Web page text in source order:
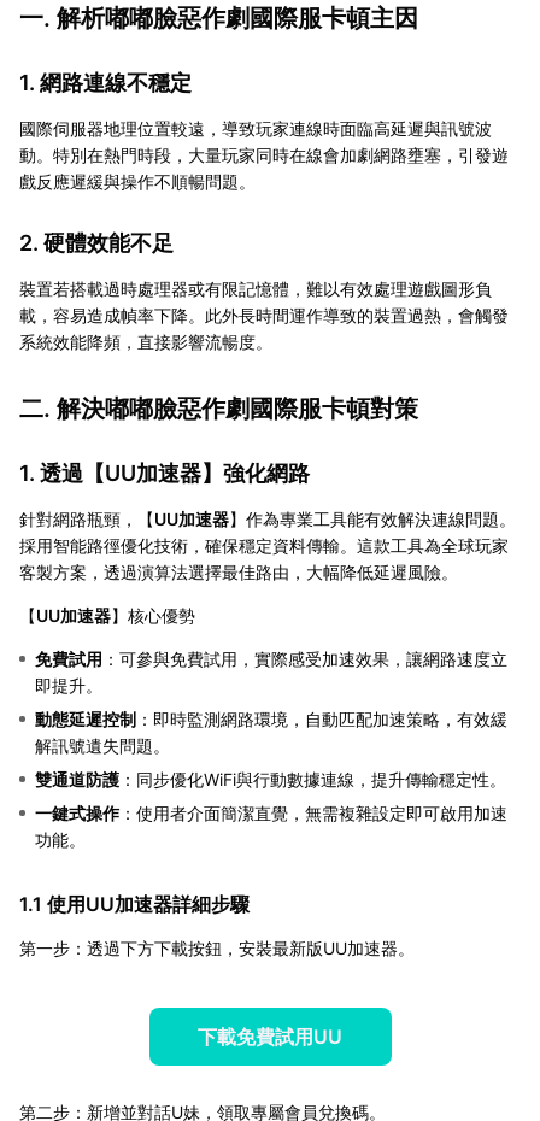
一. 解析嘟嘟臉惡作劇國際服卡頓主因
1. 網路連線不穩定
國際伺服器地理位置較遠，導致玩家連線時面臨高延遲與訊號波
動。特別在熱門時段，大量玩家同時在線會加劇網路壅塞，引發遊
戲反應遲緩與操作不順暢問題。
2. 硬體效能不足
裝置若搭載過時處理器或有限記憶體，難以有效處理遊戲圖形負
載，容易造成幀率下降。此外長時間運作導致的裝置過熱，會觸發
系統效能降頻，直接影響流暢度。
二. 解決嘟嘟臉惡作劇國際服卡頓對策
1. 透過【UU加速器】強化網路
針對網路瓶頸，【UU加速器】作為專業工具能有效解決連線問題。
採用智能路徑優化技術，確保穩定資料傳輸。這款工具為全球玩家
客製方案，透過演算法選擇最佳路由，大幅降低延遲風險。
【UU加速器】核心優勢
免費試用 ：可參與免費試用，實際感受加速效果，讓網路速度立
即提升。
動態延遲控制 ：即時監測網路環境，自動匹配加速策略，有效緩
解訊號遺失問題。
雙通道防護 ：同步優化WiFi與行動數據連線，提升傳輸穩定性。
一鍵式操作：使用者介面簡潔直覺，無需複雜設定即可啟用加速
功能。
1.1 使用UU加速器詳細步驟
第一步：透過下方下載按鈕，安裝最新版UU加速器。
下載免費試用UU
第二步：新增並對話U妹，領取專屬會員兌換碼。